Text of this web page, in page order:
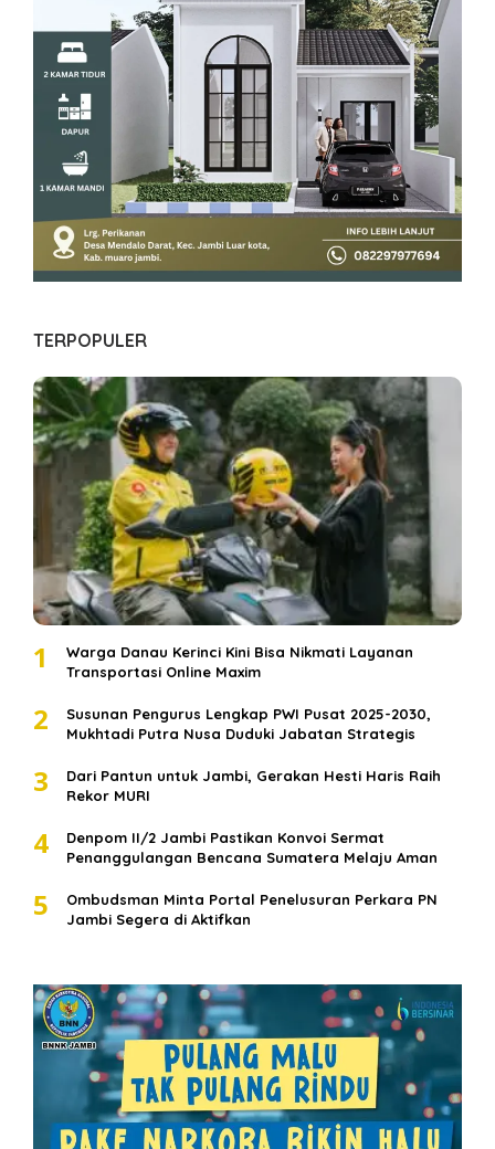
TERPOPULER
1
Warga Danau Kerinci Kini Bisa Nikmati Layanan
Transportasi Online Maxim
2
Susunan Pengurus Lengkap PWI Pusat 2025-2030,
Mukhtadi Putra Nusa Duduki Jabatan Strategis
3
Dari Pantun untuk Jambi, Gerakan Hesti Haris Raih
Rekor MURI
4
Denpom II/2 Jambi Pastikan Konvoi Sermat
Penanggulangan Bencana Sumatera Melaju Aman
5
Ombudsman Minta Portal Penelusuran Perkara PN
Jambi Segera di Aktifkan